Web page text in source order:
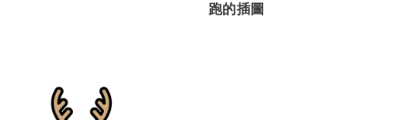
跑的插圖